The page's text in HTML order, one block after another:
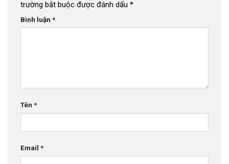
trường bắt buộc được đánh dấu *
Bình luận *
Tên *
Email *